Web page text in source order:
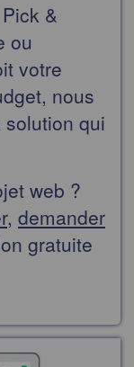
&
ou
votre
nous
qui
web ?
, demander
gratuite